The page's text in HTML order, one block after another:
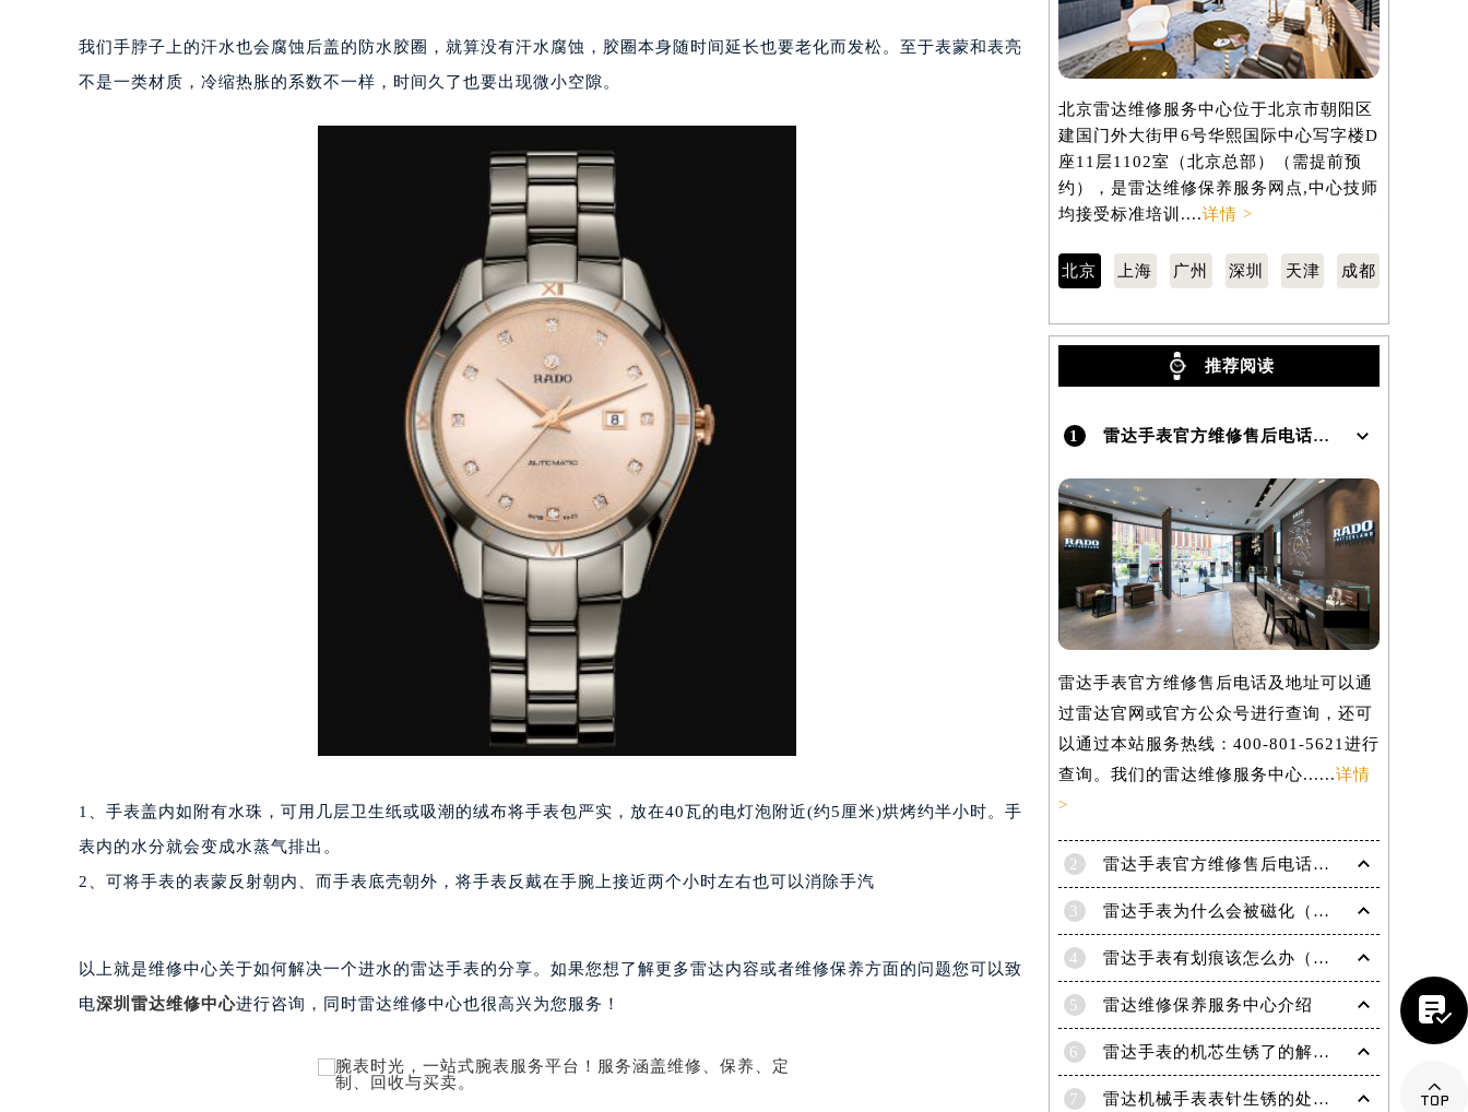
厦门市思明区湖滨东路95号华润大厦写字楼B座11层1104室（需提前预约）
福州市鼓楼区五四路128-1号恒力城写字楼15层03室（需提前预约）
长沙市芙蓉区定王台街道建湘路393号世茂环球金融中心写字楼（芙蓉广场）10层13室（需提前预约）
郑州市二七区铭功路10号华润大厦写字楼29层2905室（需提前预约）
太原市迎泽区解放路15号亨得利名表服务中心（品牌授权店）3层整层（需提前预约）
沈阳市沈河区中街路137号亨得利名表服务中心（品牌授权店）1层整层（需提前预约）
沈阳市沈河区中街路83号亨得利名表服务中心（品牌授权店）1层整层（需提前预约）
乌鲁木齐市天山区红山路26号时代广场（CCMALL）C座17层17-B（需提前预约）
温州市鹿城区锦绣路1067号置信广场10层1015室（需提前预约）
哈尔滨市道里区友谊西路600号富力中心T2座写字楼29层03室（需提前预约）
大连市中山区人民路15号国际金融大厦7层G室（需提前预约）
佛山市禅城区季华五路57号万科金融中心C座12层1205室（需提前预约）
东莞市东城街道鸿福东路1号民盈国贸中心T1写字楼9层907室（需提前预约）
无锡市梁溪区人民中路139号恒隆广场写字楼1座11层1104室（需提前预约）
南通市崇川区工农路57号圆融广场写字楼16层1603室（需提前预约）
苏州市苏州工业园区星港街199号苏州中心办公楼C座22层08室（需提前预约）
武汉市江汉区解放大道686号世界贸易大厦38层09室（需提前预约）
南宁市青秀区金湖路59号地王大厦12楼1224室（需提前预约）
合肥市蜀山区潜山路111号万象城华润大厦B座12楼03室（需提前预约）
泉州市丰泽区宝洲路729号浦西万达中心写字楼A座7楼709室（需提前预约）
青岛市南区山东路6号华润大厦B座22层04室（需提前预约）
烟台市芝罘区胜利路139号万达金融中心A座907室（需提前预约）
贵阳市南明区都司高架桥路33号亨特国际金融中心14楼14D（需提前预约）
昆明市盘龙区北京路928号同德昆明广场写字楼10层06室（需提前预约）
石家庄市长安区中山东路39号勒泰中心写字楼B座13层07室（需提前预约）
唐山市路南区新华东道100号万达广场写字楼A座10层1002室（需提前预约）
台州市椒江区东海大道1800号腾达中心东1幢20楼2002室（需提前预约）
甘肃省兰州市七里河区西津西路16号兰州中心写字楼21层2102室（需提前预约）
重庆市解放碑渝中区民权路28号英利国际金融中心写字楼20层01室（需提前预约）
我们手脖子上的汗水也会腐蚀后盖的防水胶圈，就算没有汗水腐蚀，胶圈本身随时间延长也要老化而发松。至于表蒙和表亮
不是一类材质，冷缩热胀的系数不一样，时间久了也要出现微小空隙。
1、手表盖内如附有水珠，可用几层卫生纸或吸潮的绒布将手表包严实，放在40瓦的电灯泡附近(约5厘米)烘烤约半小时。手
表内的水分就会变成水蒸气排出。
2、可将手表的表蒙反射朝内、而手表底壳朝外，将手表反戴在手腕上接近两个小时左右也可以消除手汽
以上就是维修中心关于如何解决一个进水的雷达手表的分享。如果您想了解更多雷达内容或者维修保养方面的问题您可以致
电深圳 雷达维修中心进行咨询，同时雷达维修中心也很高兴为您服务！
北京雷达维修服务中心位于北京市朝阳区
建国门外大街甲6号华熙国际中心写字楼D
座11层1102室（北京总部）（需提前预
约），是雷达维修保养服务网点,中心技师
均接受标准培训....详情 >
北京 上海 广州 深圳 天津 成都
推荐阅读
1 雷达手表官方维修售后电话及地址怎么查询？
雷达手表官方维修售后电话及地址可以通
过雷达官网或官方公众号进行查询，还可
以通过本站服务热线：400-801-5621进行
查询。我们的雷达维修服务中心......详情
>
2 雷达手表官方维修售后电话及地址怎么获取？
3 雷达手表为什么会被磁化（手表磁化会有哪些影响）
4 雷达手表有划痕该怎么办（手表划痕抛光）
5 雷达维修保养服务中心介绍
6 雷达手表的机芯生锈了的解决办法有哪些？
7 雷达机械手表表针生锈的处理方法

